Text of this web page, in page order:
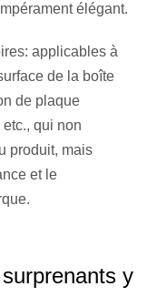
élégant.
applicables à
de la boîte
de plaque
qui non
produit, mais
et le
y